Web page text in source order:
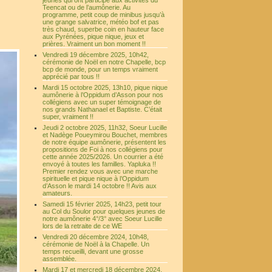
Teencat ou de l’aumônerie. Au
programme, petit coup de minibus jusqu’à
une grange salvatrice, météo bof et pas
très chaud, superbe coin en hauteur face
aux Pyrénées, pique nique, jeux et
prières. Vraiment un bon moment !!
Vendredi 19 décembre 2025, 10h42,
cérémonie de Noël en notre Chapelle, bcp
bcp de monde, pour un temps vraiment
apprécié par tous !!
Mardi 15 octobre 2025, 13h10, pique nique
aumônerie à l’Oppidum d’Asson pour nos
collégiens avec un super témoignage de
nos grands Nathanael et Baptiste. C’était
super, vraiment !!
Jeudi 2 octobre 2025, 11h32, Soeur Lucille
et Nadège Poueymirou Bouchet, membres
de notre équipe aumônerie, présentent les
propositions de Foi à nos collégiens pour
cette année 2025/2026. Un courrier a été
envoyé à toutes les familles. Yapluka !!
Premier rendez vous avec une marche
spirituelle et pique nique à l’Oppidum
d’Asson le mardi 14 octobre !! Avis aux
amateurs.
Samedi 15 février 2025, 14h23, petit tour
au Col du Soulor pour quelques jeunes de
notre aumônerie 4°/3° avec Soeur Lucille
lors de la retraite de ce WE
Vendredi 20 décembre 2024, 10h48,
cérémonie de Noël à la Chapelle. Un
temps recueilli, devant une grosse
assemblée.
Mardi 17 et mercredi 18 décembre 2024,